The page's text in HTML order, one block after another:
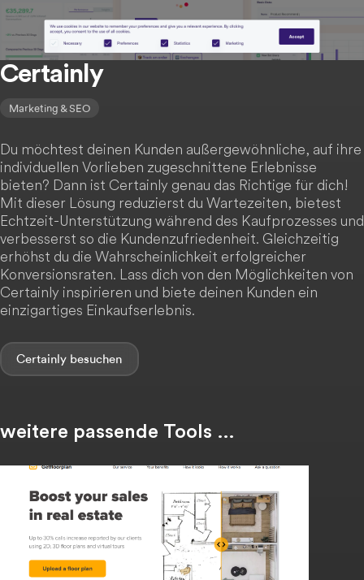
Certainly
Marketing & SEO
Du möchtest deinen Kunden außergewöhnliche, auf ihre
individuellen Vorlieben zugeschnittene Erlebnisse
bieten? Dann ist Certainly genau das Richtige für dich!
Mit dieser Lösung reduzierst du Wartezeiten, bietest
Echtzeit-Unterstützung während des Kaufprozesses und
verbesserst so die Kundenzufriedenheit. Gleichzeitig
erhöhst du die Wahrscheinlichkeit erfolgreicher
Konversionsraten. Lass dich von den Möglichkeiten von
Certainly inspirieren und biete deinen Kunden ein
einzigartiges Einkaufserlebnis.
Certainly
weitere passende Tools …